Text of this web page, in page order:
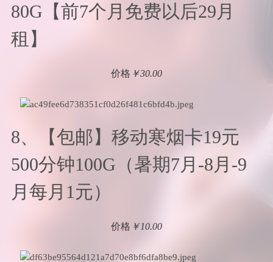
80G【前7个月免费以后29月
租】
价格 ￥30.00
8、【包邮】移动寒烟卡19元
500分钟100G（暑期7月-8月-9
月每月1元）
价格 ￥10.00